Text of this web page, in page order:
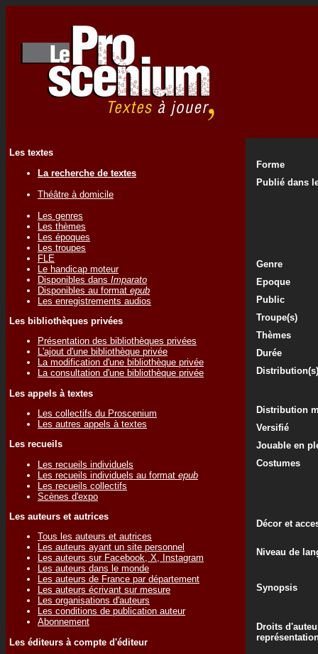
Les textes
La recherche de textes
Théâtre à domicile
Les genres
Les thèmes
Les époques
Les troupes
FLE
Le handicap moteur
Disponibles dans Imparato
Disponibles au format epub
Les enregistrements audios
Les bibliothèques privées
Présentation des bibliothèques privées
L'ajout d'une bibliothèque privée
La modification d'une bibliothèque privée
La consultation d'une bibliothèque privée
Les appels à textes
Les collectifs du Proscenium
Les autres appels à textes
Les recueils
Les recueils individuels
Les recueils individuels au format epub
Les recueils collectifs
Scènes d'expo
Les auteurs et autrices
Tous les auteurs et autrices
Les auteurs ayant un site personnel
Les auteurs sur Facebook, X, Instagram
Les auteurs dans le monde
Les auteurs de France par département
Les auteurs écrivant sur mesure
Les organisations d'auteurs
Les conditions de publication auteur
Abonnement
Les éditeurs à compte d'éditeur
Forme
Publié dans
Genre
Epoque
Public
Troupe(s)
Thèmes
Durée
Distribution(s)
Distribution
Versifié
Jouable en
Costumes
Décor et
Niveau de
Synopsis
Droits